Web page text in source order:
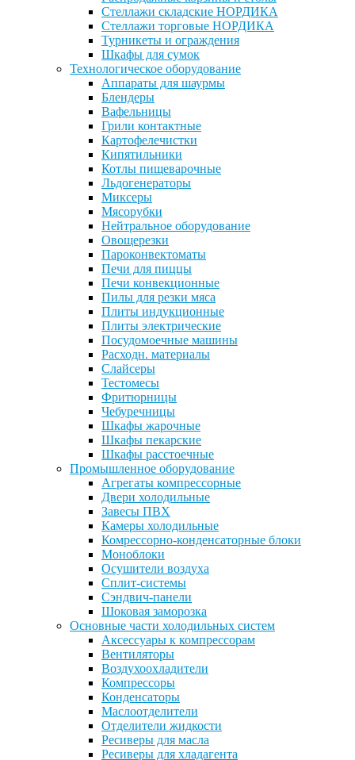
Стеллажи складские НОРДИКА
Стеллажи торговые НОРДИКА
Турникеты и ограждения
Шкафы для сумок
Технологическое оборудование
Аппараты для шаурмы
Блендеры
Вафельницы
Грили контактные
Картофелечистки
Кипятильники
Котлы пищеварочные
Льдогенераторы
Миксеры
Мясорубки
Нейтральное оборудование
Овощерезки
Пароконвектоматы
Печи для пиццы
Печи конвекционные
Пилы для резки мяса
Плиты индукционные
Плиты электрические
Посудомоечные машины
Расходн. материалы
Слайсеры
Тестомесы
Фритюрницы
Чебуречницы
Шкафы жарочные
Шкафы пекарские
Шкафы расстоечные
Промышленное оборудование
Агрегаты компрессорные
Двери холодильные
Завесы ПВХ
Камеры холодильные
Комрессорно-конденсаторные блоки
Моноблоки
Осушители воздуха
Сплит-системы
Сэндвич-панели
Шоковая заморозка
Основные части холодильных систем
Аксессуары к компрессорам
Вентиляторы
Воздухоохладители
Компрессоры
Конденсаторы
Маслоотделители
Отделители жидкости
Ресиверы для масла
Ресиверы для хладагента